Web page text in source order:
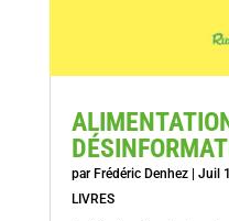
par Frédéric Denhez| Juil
LIVRES